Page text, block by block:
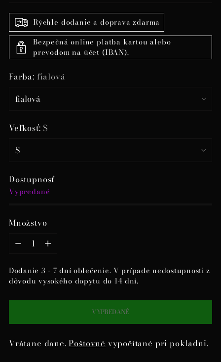
Rýchle dodanie a doprava zdarma
Bezpečná online platba kartou alebo
prevodom na účet (IBAN).
Farba: fialová
Veľkosť:S
Dostupnosť
Vypredané
Množstvo
Množstvo
Dodanie 3 - 7 dní oblečenie. V prípade nedostupnosti z
dôvodu vysokého dopytu do 14 dní.
VYPREDANÉ
Vrátane dane.Poštovnévypočítané pri pokladni.